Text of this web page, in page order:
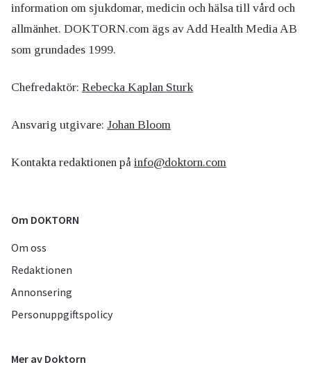
information om sjukdomar, medicin och hälsa till vård och
allmänhet. DOKTORN.com ägs av Add Health Media AB
som grundades 1999.
Chefredaktör: Rebecka Kaplan Sturk
Ansvarig utgivare: Johan Bloom
Kontakta redaktionen på info@doktorn.com
Om DOKTORN
Om oss
Redaktionen
Annonsering
Personuppgiftspolicy
Mer av Doktorn